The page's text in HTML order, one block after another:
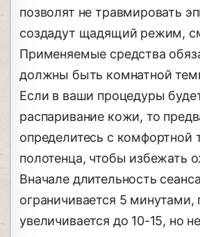
позволят не травмировать
создадут щадящий режим,
Применяемые средства
должны быть комнатной
Если в ваши процедуры
распаривание кожи, то
определитесь с комфортной
полотенца, чтобы избежать
Вначале длительность сеанса
ограничивается 5 минутами,
увеличивается до 10-15, но